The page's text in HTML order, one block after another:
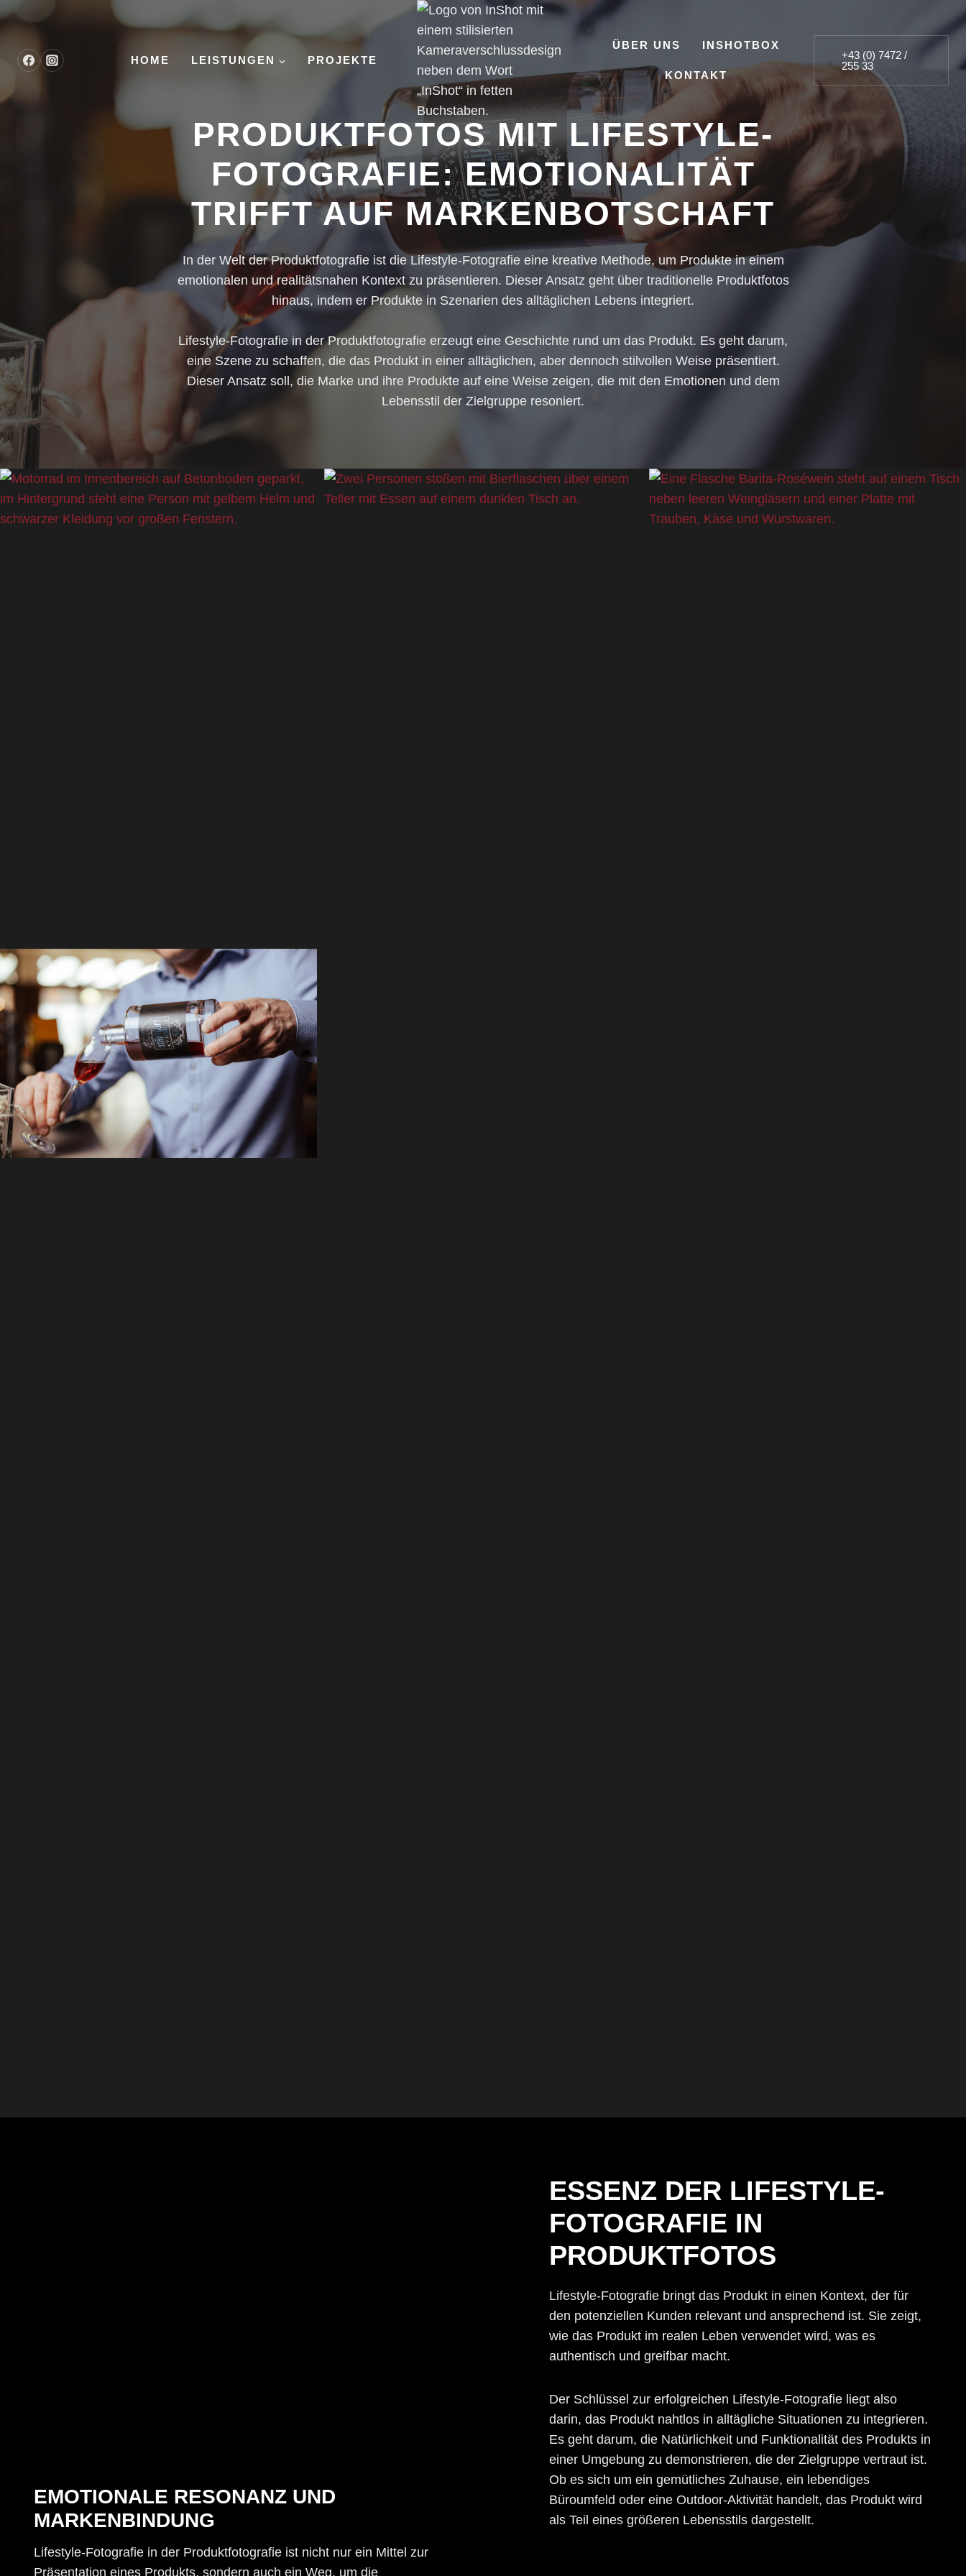
Skip
content
HOME LEISTUNGEN PROJEKTE
ÜBER UNS INSHOTBOX
KONTAKT
+43 (0) 7472 /
255 33
PRODUKTFOTOS MIT LIFESTYLE-
FOTOGRAFIE: EMOTIONALITÄT
TRIFFT AUF MARKENBOTSCHAFT
In der Welt der Produktfotografie ist die Lifestyle-Fotografie eine kreative Methode, um Produkte in einem
emotionalen und realitätsnahen Kontext zu präsentieren. Dieser Ansatz geht über traditionelle Produktfotos
hinaus, indem er Produkte in Szenarien des alltäglichen Lebens integriert.
Lifestyle-Fotografie in der Produktfotografie erzeugt eine Geschichte rund um das Produkt. Es geht darum,
eine Szene zu schaffen, die das Produkt in einer alltäglichen, aber dennoch stilvollen Weise präsentiert.
Dieser Ansatz soll, die Marke und ihre Produkte auf eine Weise zeigen, die mit den Emotionen und dem
Lebensstil der Zielgruppe resoniert.
EMOTIONALE RESONANZ UND
MARKENBINDUNG
Lifestyle-Fotografie in der Produktfotografie ist nicht nur ein Mittel zur
Präsentation eines Produkts, sondern auch ein Weg, um die
ESSENZ DER LIFESTYLE-
FOTOGRAFIE IN
PRODUKTFOTOS
Lifestyle-Fotografie bringt das Produkt in einen Kontext, der für
den potenziellen Kunden relevant und ansprechend ist. Sie zeigt,
wie das Produkt im realen Leben verwendet wird, was es
authentisch und greifbar macht.
Der Schlüssel zur erfolgreichen Lifestyle-Fotografie liegt also
darin, das Produkt nahtlos in alltägliche Situationen zu integrieren.
Es geht darum, die Natürlichkeit und Funktionalität des Produkts in
einer Umgebung zu demonstrieren, die der Zielgruppe vertraut ist.
Ob es sich um ein gemütliches Zuhause, ein lebendiges
Büroumfeld oder eine Outdoor-Aktivität handelt, das Produkt wird
als Teil eines größeren Lebensstils dargestellt.